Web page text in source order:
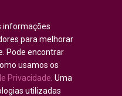
informações
para melhorar
Pode encontrar
usamos os
Privacidade . Uma
utilizadas